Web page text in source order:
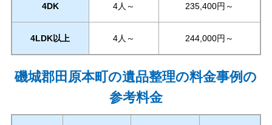
4DK 4人～ 235,400円～
4LDK以上 4人～ 244,000円～
磯城郡田原本町の遺品整理の料金事例の
参考料金